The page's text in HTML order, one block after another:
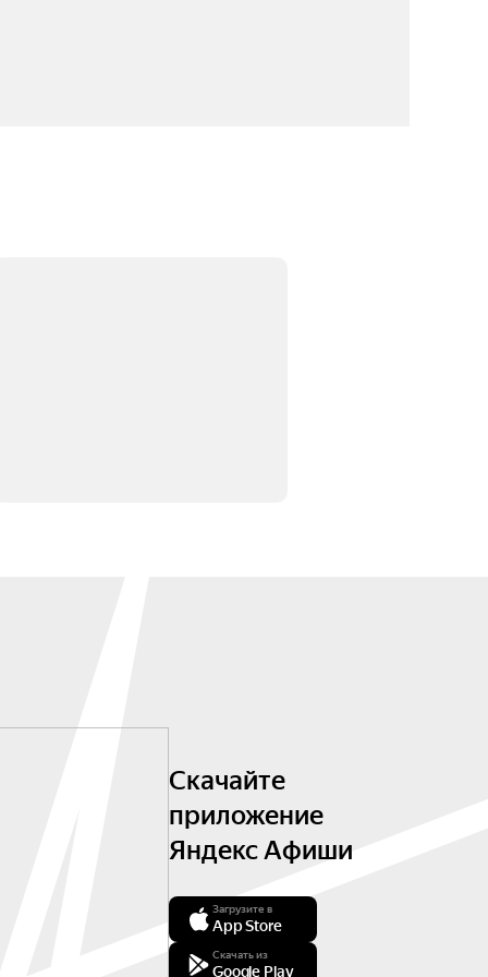
Скачайте
приложение
Яндекс Афиши
Загрузите в
App Store
Скачать из
Google Play